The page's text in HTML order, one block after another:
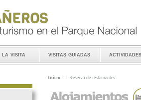
la visita visitas guiadas actividades
Inicio :: Reserva de restaurantes